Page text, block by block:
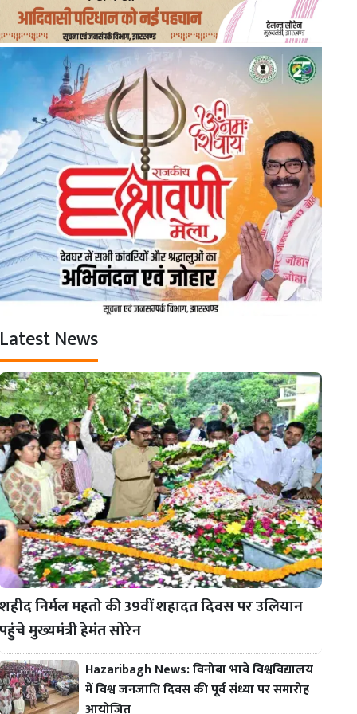
News
निर्मल महतो की 39वीं शहादत दिवस पर उलियान
मुख्यमंत्री हेमंत सोरेन
Hazaribagh News: विनोबा भावे विश्वविद्यालय
में विश्व जनजाति दिवस की पूर्व संध्या पर समारोह
आयोजित